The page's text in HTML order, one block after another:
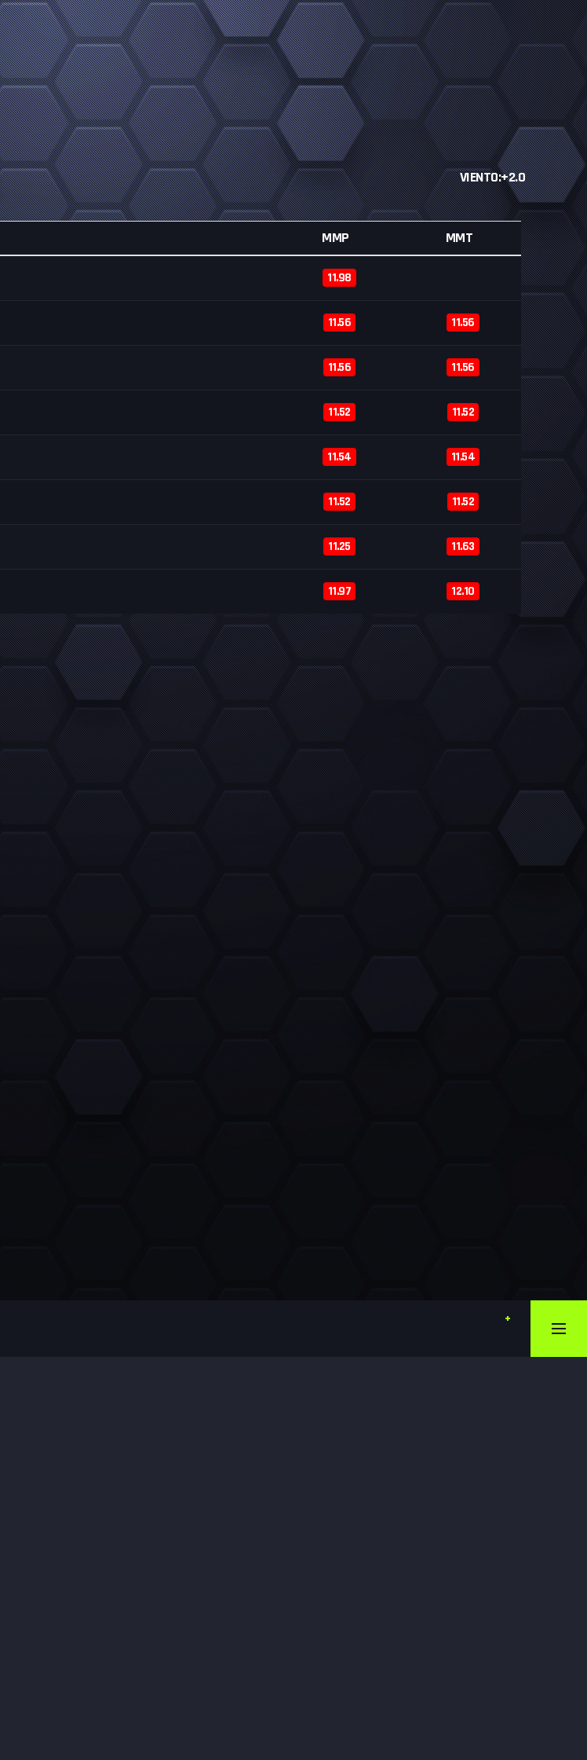
VIENTO:+2.0
MMP MMT
11.98
11.56 11.56
11.56 11.56
11.52 11.52
11.54 11.54
11.52 11.52
11.25 11.63
11.97 12.10